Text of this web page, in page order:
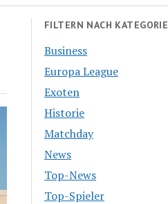
FILTERN NACH KATEGORIE
Business
Europa League
Exoten
Historie
Matchday
News
Top-News
Top-Spieler